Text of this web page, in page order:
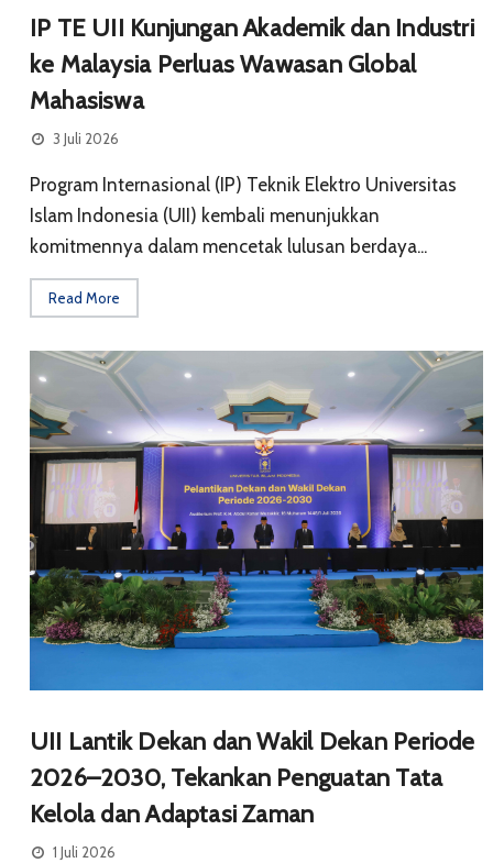
IP TE UII Kunjungan Akademik dan Industri
ke Malaysia Perluas Wawasan Global
Mahasiswa
3 Juli 2026
Program Internasional (IP) Teknik Elektro Universitas
Islam Indonesia (UII) kembali menunjukkan
komitmennya dalam mencetak lulusan berdaya...
Read More
UII Lantik Dekan dan Wakil Dekan Periode
2026–2030, Tekankan Penguatan Tata
Kelola dan Adaptasi Zaman
1 Juli 2026